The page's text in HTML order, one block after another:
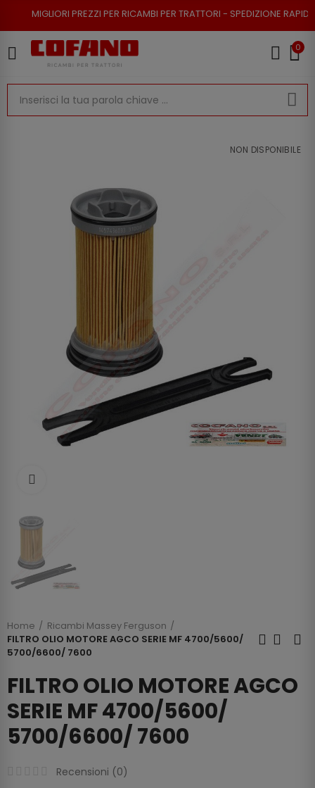
PREZZI PER RICAMBI PER TRATTORI - SPEDIZIONE RAPIDA - RESO
0
NON DISPONIBILE
Home
Ricambi Massey Ferguson
FILTRO OLIO MOTORE AGCO SERIE MF 4700/5600/
5700/6600/ 7600
FILTRO OLIO MOTORE AGCO
SERIE MF 4700/5600/
5700/6600/ 7600
Recensioni (0)